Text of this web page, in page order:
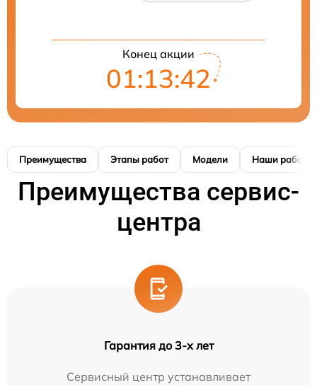
Конец акции
01:13:41
Преимущества Этапы работ Модели Наши работы
Преимущества сервис-
центра
Гарантия до 3-х лет
Сервисный центр устанавливает